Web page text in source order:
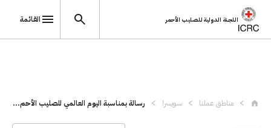
اللجنة الدولية للصليب الأحمر القائمة
مناطق عملنا سويسرا رسالة بمناسبة اليوم العالمي للصليب الأحم...